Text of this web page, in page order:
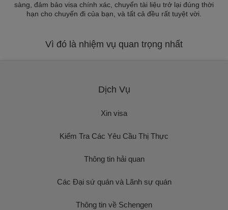
sàng, đảm bảo visa chính xác, chuyển tài liệu trở lại đúng thời
hạn cho chuyến đi của bạn, và tất cả đều rất tuyệt vời.
Vì đó là nhiệm vụ quan trọng nhất
Dịch Vụ
Xin visa
Kiểm Tra Các Yêu Cầu Thị Thực
Thông tin hải quan
Các Đại sứ quán và Lãnh sự quán
Thông tin về Schengen